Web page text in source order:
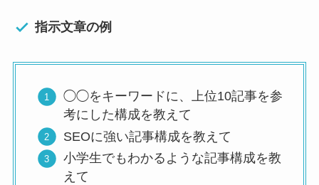
指示文章の例
◯◯をキーワードに、上位10記事を参
考にした構成を教えて
SEOに強い記事構成を教えて
小学生でもわかるような記事構成を教
えて